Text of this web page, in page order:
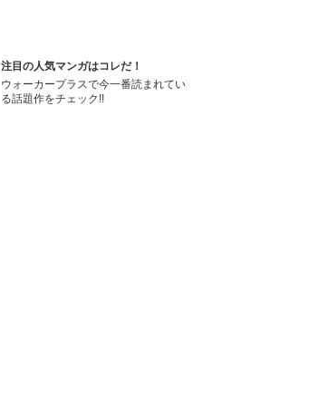
注目の人気マンガはコレだ！
ウォーカープラスで今一番読まれてい
る話題作をチェック!!